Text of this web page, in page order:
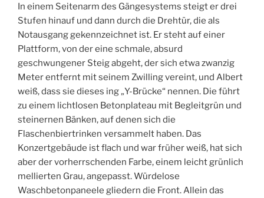
In einem Seitenarm des Gängesystems steigt er drei
Stufen hinauf und dann durch die Drehtür, die als
Notausgang gekennzeichnet ist. Er steht auf einer
Plattform, von der eine schmale, absurd
geschwungener Steig abgeht, der sich etwa zwanzig
Meter entfernt mit seinem Zwilling vereint, und Albert
weiß, dass sie dieses ing „Y-Brücke“ nennen. Die führt
zu einem lichtlosen Betonplateau mit Begleitgrün und
steinernen Bänken, auf denen sich die
Flaschenbiertrinken versammelt haben. Das
Konzertgebäude ist flach und war früher weiß, hat sich
aber der vorherrschenden Farbe, einem leicht grünlich
mellierten Grau, angepasst. Würdelose
Waschbetonpaneele gliedern die Front. Allein das